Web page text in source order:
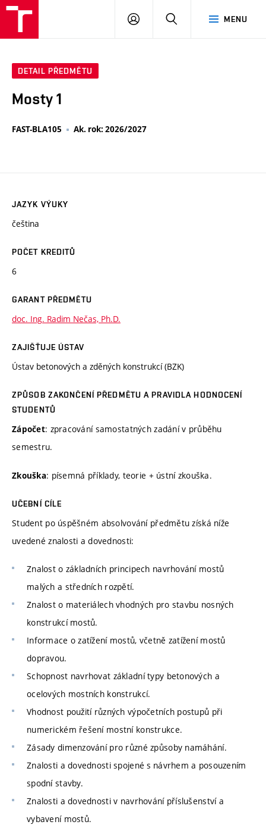
MENU
PŘIHLÁSIT
DETAIL PŘEDMĚTU
Mosty 1
FAST-BLA105 Ak. rok: 2026/2027
JAZYK VÝUKY
čeština
POČET KREDITŮ
6
GARANT PŘEDMĚTU
doc. Ing. Radim Nečas, Ph.D.
ZAJIŠŤUJE ÚSTAV
Ústav betonových a zděných konstrukcí (BZK)
ZPŮSOB ZAKONČENÍ PŘEDMĚTU A PRAVIDLA HODNOCENÍ
STUDENTŮ
Zápočet: zpracování samostatných zadání v průběhu
semestru.
Zkouška: písemná příklady, teorie + ústní zkouška.
UČEBNÍ CÍLE
Student po úspěšném absolvování předmětu získá níže
uvedené znalosti a dovednosti:
Znalost o základních principech navrhování mostů
malých a středních rozpětí.
Znalost o materiálech vhodných pro stavbu nosných
konstrukcí mostů.
Informace o zatížení mostů, včetně zatížení mostů
dopravou.
Schopnost navrhovat základní typy betonových a
ocelových mostních konstrukcí.
Vhodnost použití různých výpočetních postupů při
numerickém řešení mostní konstrukce.
Zásady dimenzování pro různé způsoby namáhání.
Znalosti a dovednosti spojené s návrhem a posouzením
spodní stavby.
Znalosti a dovednosti v navrhování příslušenství a
vybavení mostů.